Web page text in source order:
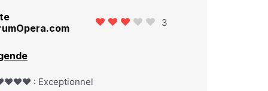
3
: Exceptionnel